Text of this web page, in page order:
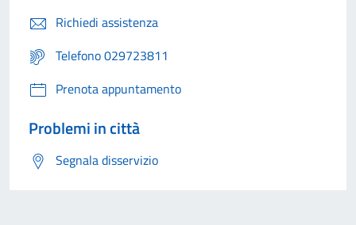
Richiedi assistenza
Telefono 029723811
Prenota appuntamento
Problemi in città
Segnala disservizio